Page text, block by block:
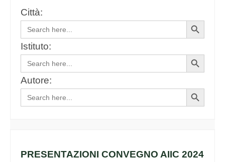
Città:
Search
for:
Search
Button
Istituto:
Search
for:
Search
Button
Autore:
Search
for:
Search
Button
PRESENTAZIONI CONVEGNO AIIC 2024